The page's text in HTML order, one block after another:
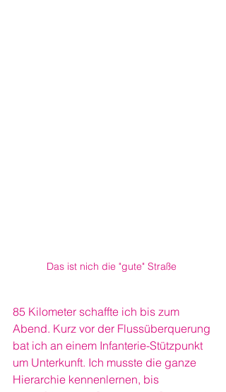
Das ist nich die "gute" Straße
85 Kilometer schaffte ich bis zum
Abend. Kurz vor der Flussüberquerung
bat ich an einem Infanterie-Stützpunkt
um Unterkunft. Ich musste die ganze
Hierarchie kennenlernen, bis